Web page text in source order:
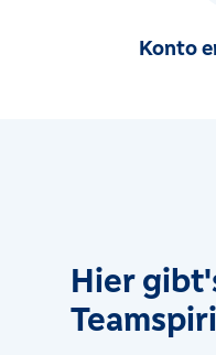
Filiale Levern
Leverner Str.
Konto
Hier